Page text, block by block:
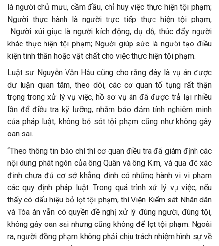
là người chủ mưu, cầm đầu, chỉ huy việc thực hiện tội phạm;
Người thực hành là người trực tiếp thực hiện tội phạm;
Người xúi giục là người kích động, dụ dỗ, thúc đẩy người
khác thực hiện tội phạm; Người giúp sức là người tạo điều
kiện tinh thần hoặc vật chất cho việc thực hiện tội phạm.
Luật sư Nguyễn Văn Hậu cũng cho rằng đây là vụ án được
dư luận quan tâm, theo dõi, các cơ quan tố tụng rất thận
trọng trong xử lý vụ việc, hồ sơ vụ án đã được trả lại nhiều
lần để điều tra kỹ lưỡng, nhằm bảo đảm tính nghiêm minh
của pháp luật, không bỏ sót tội phạm cũng như không gây
oan sai.
“Theo thông tin báo chí thì cơ quan điều tra đã giám định các
nội dung phát ngôn của ông Quân và ông Kim, và qua đó xác
định chưa đủ cơ sở khẳng định có những hành vi vi phạm
các quy định pháp luật. Trong quá trình xử lý vụ việc, nếu
thấy có dấu hiệu bỏ lọt tội phạm, thì Viện Kiểm sát Nhân dân
và Tòa án vẫn có quyền đề nghị xử lý đúng người, đúng tội,
không gây oan sai nhưng cũng không để lọt tội phạm. Ngoài
ra, người đồng phạm không phải chịu trách nhiệm hình sự về